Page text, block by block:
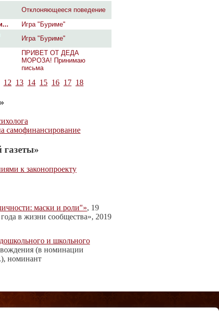
Отклоняющееся поведение
Игра "Буриме"
Игра "Буриме"
ПРИВЕТ ОТ ДЕДА
МОРОЗА! Принимаю
письма
12 13 14 15 16 17 18
самофинансирование
к законопроекту
маски и роли"», 19
в жизни сообщества», 2019
и школьного
(в номинации
номинант